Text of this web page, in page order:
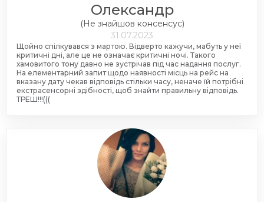
Олександр
(Не знайшов консенсус)
31.07.2023
Щойно спілкувався з мартою. Відверто кажучи, мабуть у неї
критичні дні, але це не означає критичні ночі. Такого
хамовитого тону давно не зустрічав під час надання послуг.
На елементарний запит щодо наявності місць на рейс на
вказану дату чекав відповідь стільки часу, неначе їй потрібні
екстрасенсорні здібності, щоб знайти правильну відповідь.
ТРЕШ!!!(((